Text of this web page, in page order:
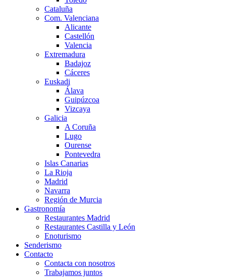
Cataluña
Com. Valenciana
Alicante
Castellón
Valencia
Extremadura
Badajoz
Cáceres
Euskadi
Álava
Guipúzcoa
Vizcaya
Galicia
A Coruña
Lugo
Ourense
Pontevedra
Islas Canarias
La Rioja
Madrid
Navarra
Región de Murcia
Gastronomía
Restaurantes Madrid
Restaurantes Castilla y León
Enoturismo
Senderismo
Contacto
Contacta con nosotros
Trabajamos juntos